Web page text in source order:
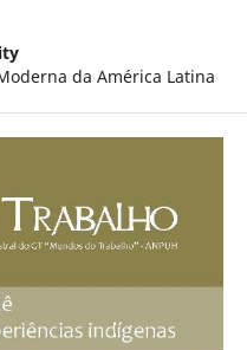
da América Latina